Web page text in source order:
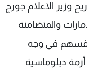
وزير الاعلام جورج
والمتضامنة
في وجه
دبلوماسية